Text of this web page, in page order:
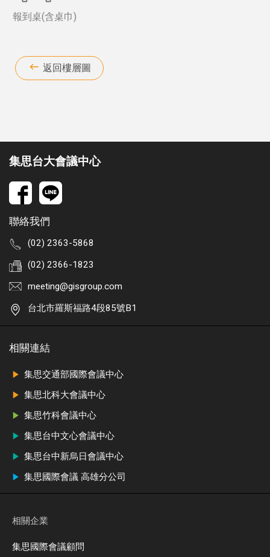
報到桌(含桌巾)
返回樓層圖
集思台大會議中心
聯絡我們
(02) 2363-5868
(02) 2366-1823
meeting@gisgroup.com
台北市羅斯福路4段85號B1
相關連結
集思交通部國際會議中心
集思北科大會議中心
集思竹科會議中心
集思台中文心會議中心
集思台中新烏日會議中心
集思國際會議 高雄分公司
相關企業
集思國際會議顧問